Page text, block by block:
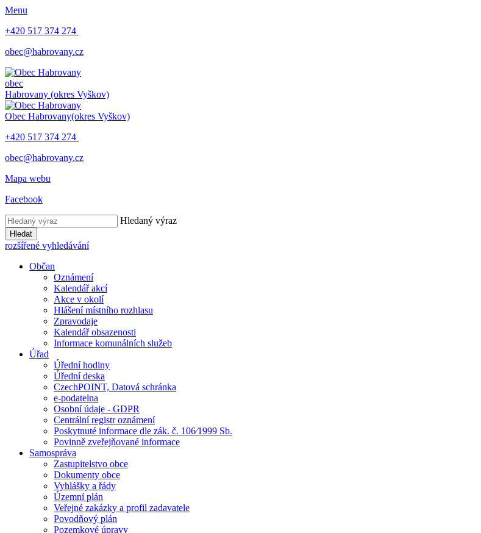
Menu
+420 517 374 274
obec@habrovany.cz
obec
Habrovany (okres Vyškov)
Obec Habrovany(okres Vyškov)
+420 517 374 274
obec@habrovany.cz
Mapa webu
Facebook
Hledaný výraz
Hledat
rozšířené vyhledávání
Občan
Oznámení
Kalendář akcí
Akce v okolí
Hlášení místního rozhlasu
Zpravodaje
Kalendář obsazenosti
Informace komunálních služeb
Úřad
Úřední hodiny
Úřední deska
CzechPOINT, Datová schránka
e-podatelna
Osobní údaje - GDPR
Centrální registr oznámení
Poskytnuté informace dle zák. č. 106⁄1999 Sb.
Povinně zveřejňované informace
Samospráva
Zastupitelstvo obce
Dokumenty obce
Vyhlášky a řády
Územní plán
Veřejné zakázky a profil zadavatele
Povodňový plán
Pozemkové úpravy